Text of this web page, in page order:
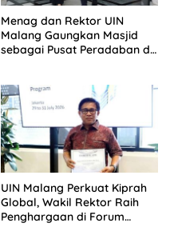
Menag dan Rektor UIN
Malang Gaungkan Masjid
sebagai Pusat Peradaban di
UIN Malang Perkuat Kiprah
Global, Wakil Rektor Raih
Penghargaan di Forum